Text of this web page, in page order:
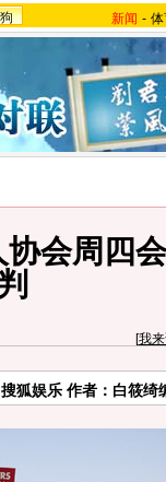
新闻 -
会周四
[我
狐娱乐 作者：白筱绮